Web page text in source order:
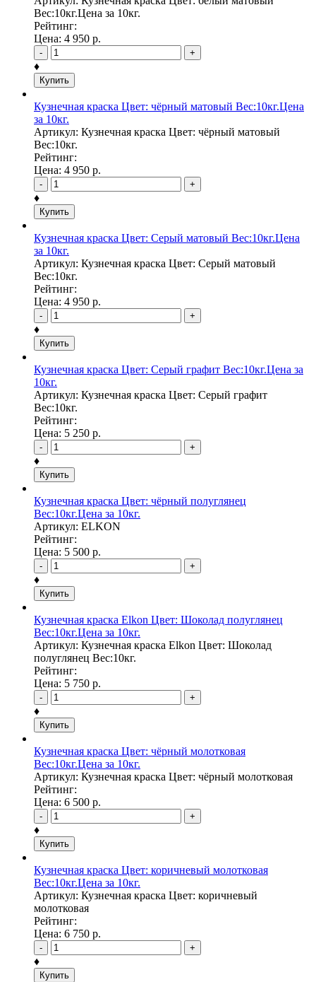
Вес:10кг.Цена за 10кг.
Рейтинг:
Цена: 4 950 р.
- +
♦
Купить
Кузнечная краска Цвет: чёрный матовый Вес:10кг.Цена
за 10кг.
Артикул: Кузнечная краска Цвет: чёрный матовый
Вес:10кг.
Рейтинг:
Цена: 4 950 р.
- +
♦
Купить
Кузнечная краска Цвет: Серый матовый Вес:10кг.Цена
за 10кг.
Артикул: Кузнечная краска Цвет: Серый матовый
Вес:10кг.
Рейтинг:
Цена: 4 950 р.
- +
♦
Купить
Кузнечная краска Цвет: Серый графит Вес:10кг.Цена за
10кг.
Артикул: Кузнечная краска Цвет: Серый графит
Вес:10кг.
Рейтинг:
Цена: 5 250 р.
- +
♦
Купить
Кузнечная краска Цвет: чёрный полуглянец
Вес:10кг.Цена за 10кг.
Артикул: ELKON
Рейтинг:
Цена: 5 500 р.
- +
♦
Купить
Кузнечная краска Elkon Цвет: Шоколад полуглянец
Вес:10кг.Цена за 10кг.
Артикул: Кузнечная краска Elkon Цвет: Шоколад
полуглянец Вес:10кг.
Рейтинг:
Цена: 5 750 р.
- +
♦
Купить
Кузнечная краска Цвет: чёрный молотковая
Вес:10кг.Цена за 10кг.
Артикул: Кузнечная краска Цвет: чёрный молотковая
Рейтинг:
Цена: 6 500 р.
- +
♦
Купить
Кузнечная краска Цвет: коричневый молотковая
Вес:10кг.Цена за 10кг.
Артикул: Кузнечная краска Цвет: коричневый
молотковая
Рейтинг:
Цена: 6 750 р.
- +
♦
Купить